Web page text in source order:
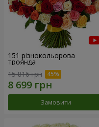
151 різнокольорова
троянда
15 816 грн
Замовити